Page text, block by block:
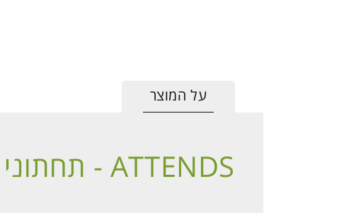
על המוצר
ATTENDS - תחתוני ספיגה למבוגרים מידה L6י - 18 תחתונים